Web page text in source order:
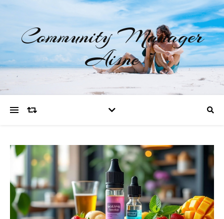
Community Manager
Aisne